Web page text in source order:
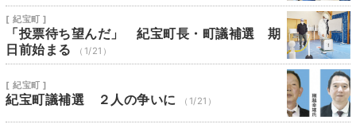
[ 紀宝町 ]
「投票待ち望んだ」 紀宝町長・町議補選 期
日前始まる
（1/21）
[ 紀宝町 ]
紀宝町議補選 ２人の争いに （1/21）